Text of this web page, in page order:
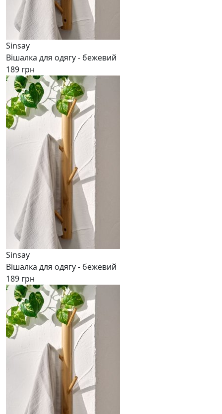
Sinsay
Вішалка для одягу - бежевий
189 грн
Sinsay
Вішалка для одягу - бежевий
189 грн